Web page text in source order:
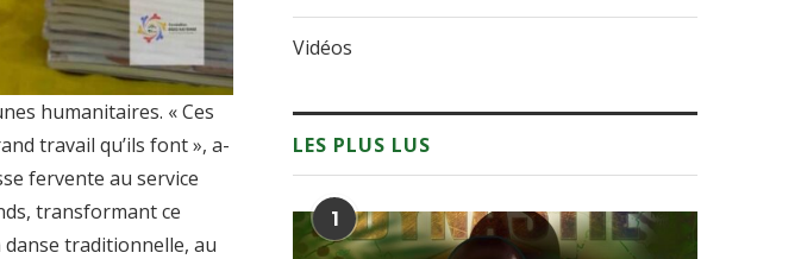
humanitaires. « Ces
travail qu’ils font », a-
fervente au service
transformant ce
traditionnelle, au
Vidéos
LES PLUS LUS
1